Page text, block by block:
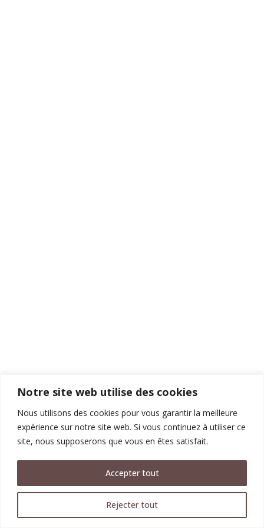
Notre site web utilise des cookies
Nous utilisons des cookies pour vous garantir la meilleure
expérience sur notre site web. Si vous continuez à utiliser ce
site, nous supposerons que vous en êtes satisfait.
Rejecter tout
Accepter tout